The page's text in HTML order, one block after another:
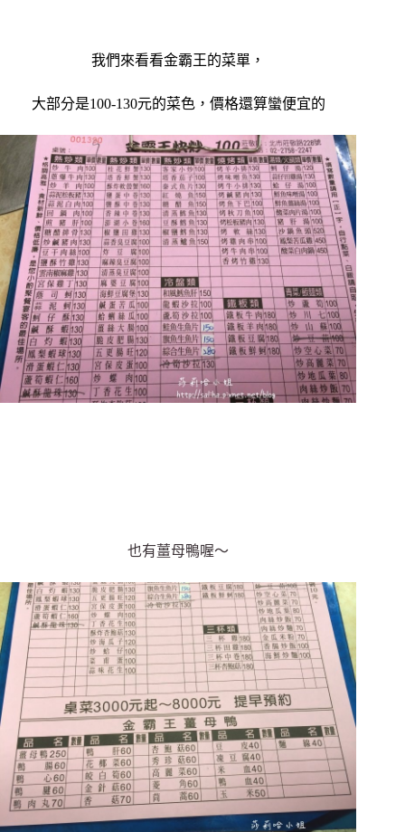
我們來看看金霸王的菜單，
大部分是100-130元的菜色，價格還算蠻便宜的
也有薑母鴨喔～